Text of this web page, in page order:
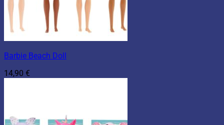
Barbie Beach Doll
14,90 €